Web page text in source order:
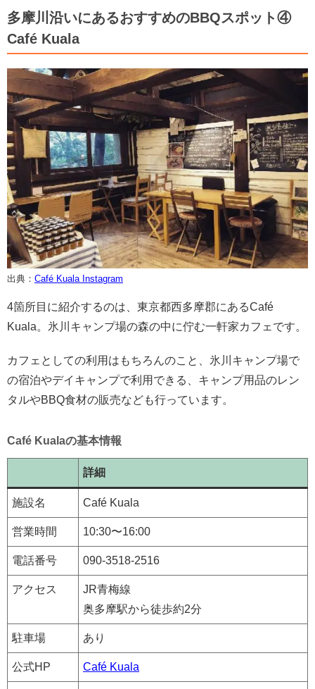
多摩川沿いにあるおすすめのBBQスポット④
Café Kuala
出典： Café Kuala Instagram
4箇所目に紹介するのは、東京都西多摩郡にあるCafé
Kuala。氷川キャンプ場の森の中に佇む一軒家カフェです。
カフェとしての利用はもちろんのこと、氷川キャンプ場で
の宿泊やデイキャンプで利用できる、キャンプ用品のレン
タルやBBQ食材の販売なども行っています。
Café Kualaの基本情報
詳細
施設名 Café Kuala
営業時間 10:30〜16:00
電話番号 090-3518-2516
アクセス
JR青梅線
奥多摩駅から徒歩約2分
駐車場 あり
公式HP Café Kuala